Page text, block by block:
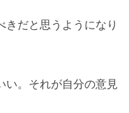
だと思うようになり
い。それが自分の意見